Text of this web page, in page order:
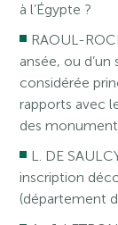
à l’Égypte ?
RAOUL-
ansée, ou
considérée
rapports avec
des
L. DE
inscription
(département